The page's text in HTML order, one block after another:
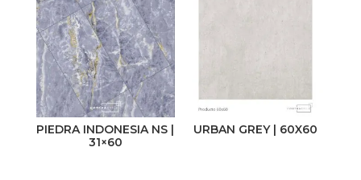
Satinado
Non-Slip
Pulido
Semibrillante
50 x 50
PIEDRA INDONESIA NS |
31×60
URBAN GREY | 60X60